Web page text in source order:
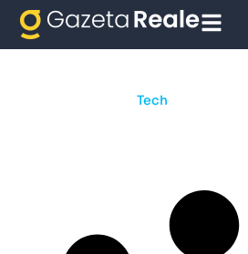
Aplikacioni
Tech